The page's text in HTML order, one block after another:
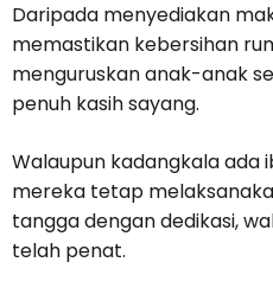
Daripada menyediakan
memastikan kebersihan
menguruskan anak-anak
penuh kasih sayang.
Walaupun kadangkala ada
mereka tetap
tangga dengan dedikasi,
telah penat.